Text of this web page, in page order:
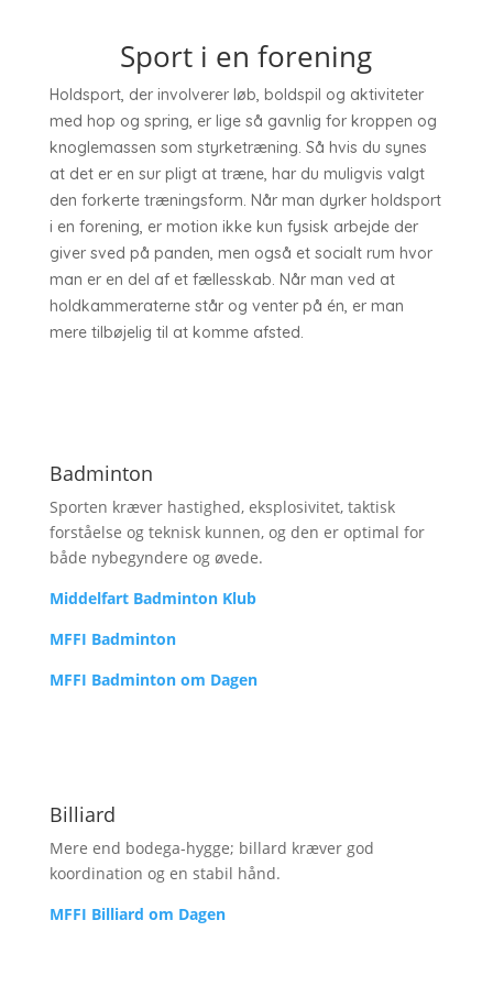
Sport i en forening
Holdsport, der involverer løb, boldspil og aktiviteter
med hop og spring, er lige så gavnlig for kroppen og
knoglemassen som styrketræning. Så hvis du synes
at det er en sur pligt at træne, har du muligvis valgt
den forkerte træningsform. Når man dyrker holdsport
i en forening, er motion ikke kun fysisk arbejde der
giver sved på panden, men også et socialt rum hvor
man er en del af et fællesskab. Når man ved at
holdkammeraterne står og venter på én, er man
mere tilbøjelig til at komme afsted.
Badminton
Sporten kræver hastighed, eksplosivitet, taktisk
forståelse og teknisk kunnen, og den er optimal for
både nybegyndere og øvede.
Middelfart Badminton Klub
MFFI Badminton
MFFI Badminton om Dagen
Billiard
Mere end bodega-hygge; billard kræver god
koordination og en stabil hånd.
MFFI Billiard om Dagen